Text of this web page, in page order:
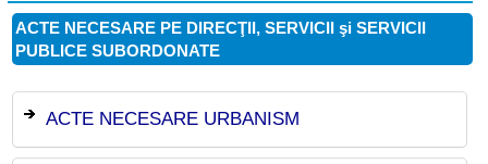
ACTE NECESARE PE DIRECŢII, SERVICII şi SERVICII
PUBLICE SUBORDONATE
ACTE NECESARE URBANISM